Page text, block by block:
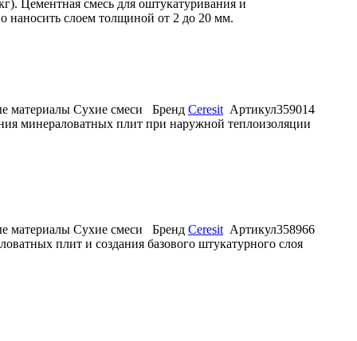
Цементная смесь для оштукатуривания и
наносить слоем толщиной от 2 до 20 мм.
материалы Сухие смеси Бренд Ceresit Артикул359014
минераловатных плит при наружной теплоизоляции
материалы Сухие смеси Бренд Ceresit Артикул358966
плит и создания базового штукатурного слоя